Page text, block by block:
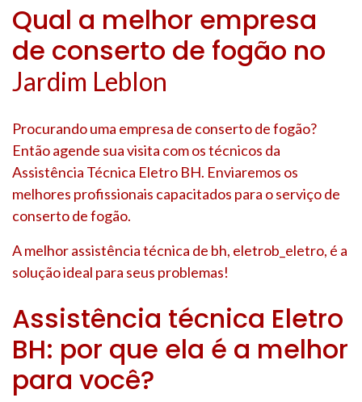
Qual a melhor empresa
de conserto de fogão no
Jardim Leblon
Procurando uma empresa de conserto de fogão?
Então agende sua visita com os técnicos da
Assistência Técnica Eletro BH. Enviaremos os
melhores profissionais capacitados para o serviço de
conserto de fogão.
A melhor assistência técnica de bh, eletrob_eletro, é a
solução ideal para seus problemas!
Assistência técnica Eletro
BH: por que ela é a melhor
para você?